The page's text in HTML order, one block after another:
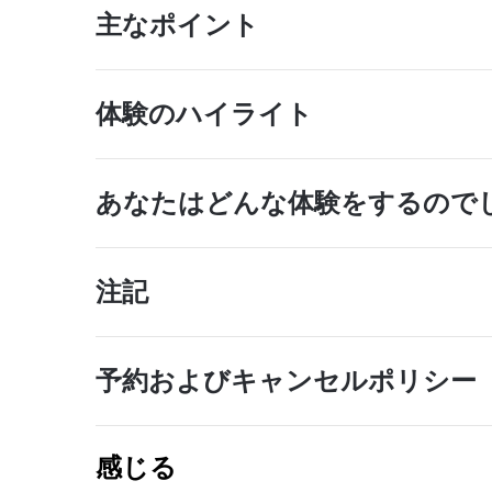
主なポイント
体験のハイライト
あなたはどんな体験をするので
注記
予約およびキャンセルポリシー
感じる